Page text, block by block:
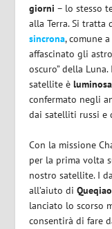
giorni – lo stesso
alla Terra. Si
sincrona, comune
affascinato gli
oscuro” della
satellite è
confermato negli
dai satelliti russi e
Con la missione
per la prima volta
nostro satellite. I
all’aiuto diQueqiao
lanciato lo scorso
consentirà di fare